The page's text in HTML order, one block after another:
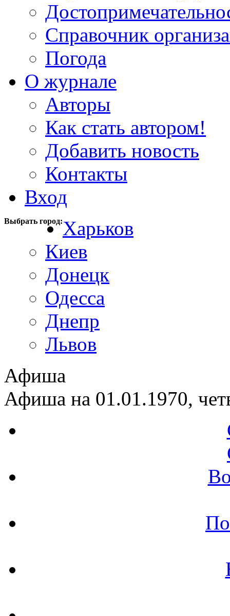
Справочник
Погода
О журнале
Авторы
Как стать автором!
Добавить новость
Контакты
Вход
Выбрать город:Харьков
Киев
Донецк
Одесса
Днепр
Львов
Афиша
Афиша на 01.01.1970,